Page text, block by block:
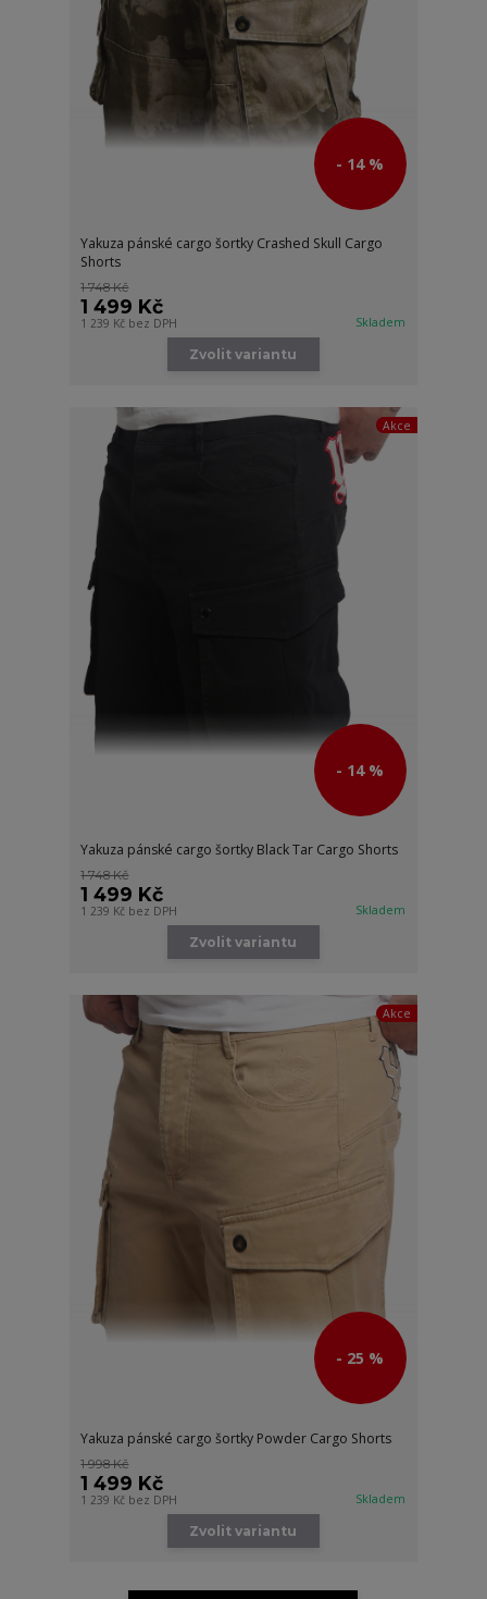
- 14 %
Yakuza pánské cargo šortky Crashed Skull Cargo
Shorts
1 748 Kč
1 499 Kč
1 239 Kč bez DPH Skladem
Zvolit variantu
Akce
- 14 %
Yakuza pánské cargo šortky Black Tar Cargo Shorts
1 748 Kč
1 499 Kč
1 239 Kč bez DPH Skladem
Zvolit variantu
Akce
- 25 %
Yakuza pánské cargo šortky Powder Cargo Shorts
1 998 Kč
1 499 Kč
1 239 Kč bez DPH Skladem
Zvolit variantu